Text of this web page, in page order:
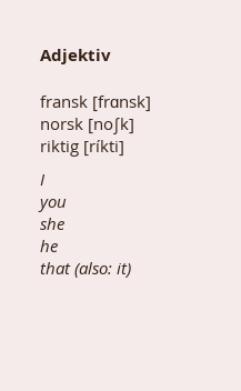
Adjektiv
fransk [frɑnsk]
norsk [no∫k]
riktig [ríkti]
I
you
she
he
that (also: it)